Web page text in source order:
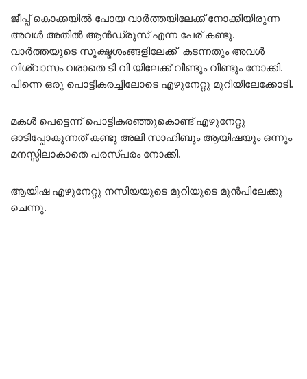
ജീപ്പ് കൊക്കയിൽ പോയ വാർത്തയിലേക്ക് നോക്കിയിരുന്ന
അവൾ അതിൽ ആൻഡ്രൂസ് എന്ന പേര് കണ്ടു.
വാർത്തയുടെ സൂക്ഷ്മശംങ്ങളിലേക്ക് കടന്നതും അവൾ
വിശ്വാസം വരാതെ ടി വി യിലേക്ക് വീണ്ടും വീണ്ടും നോക്കി.
പിന്നെ ഒരു പൊട്ടികരച്ചിലോടെ എഴുനേറ്റു മുറിയിലേക്കോടി.
മകൾ പെട്ടെന്ന് പൊട്ടികരഞ്ഞുകൊണ്ട് എഴുനേറ്റു
ഓടിപ്പോകുന്നത് കണ്ടു അലി സാഹിബും ആയിഷയും ഒന്നും
മനസ്സിലാകാതെ പരസ്പരം നോക്കി.
ആയിഷ എഴുനേറ്റു നസിയയുടെ മുറിയുടെ മുൻപിലേക്കു
ചെന്നു.